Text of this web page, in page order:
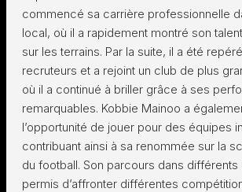
commencé sa carrière professionnelle
local, où il a rapidement montré son
sur les terrains. Par la suite, il a été
recruteurs et a rejoint un club de plus
où il a continué à briller grâce à ses
remarquables. Kobbie Mainoo a
l’opportunité de jouer pour des équipes
contribuant ainsi à sa renommée sur la
du football. Son parcours dans différents
permis d’affronter différentes